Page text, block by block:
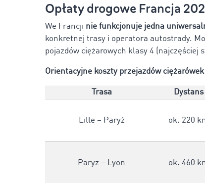
Opłaty drogowe Francja
We Francji nie funkcjonuje jedna
konkretnej trasy i operatora autostrady.
pojazdów ciężarowych klasy 4 (najczęściej
Orientacyjne koszty przejazdów
Trasa Dystans
Lille – Paryż ok. 220
Paryż – Lyon ok. 460